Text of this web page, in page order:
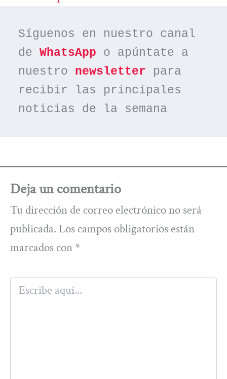
Síguenos en nuestro canal
de WhatsApp o apúntate a
nuestro newsletter para
recibir las principales
noticias de la semana
Deja un comentario
Tu dirección de correo electrónico no será
publicada. Los campos obligatorios están
marcados con *
Escribe
aquí...